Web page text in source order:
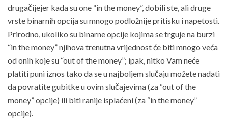
drugačijejer kada su one “in the money”, dobili ste, ali druge
vrste binarnih opcija su mnogo podložnije pritisku i napetosti.
Prirodno, ukoliko su binarne opcije kojima se trguje na burzi
“in the money” njihova trenutna vrijednost će biti mnogo veća
od onih koje su “out of the money”; ipak, nitko Vam neće
platiti puni iznos tako da se u najboljem slučaju možete nadati
da povratite gubitke u ovim slučajevima (za “out of the
money” opcije) ili biti ranije isplaćeni (za “in the money”
opcije).